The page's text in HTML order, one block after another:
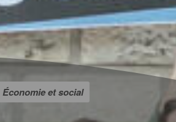
Économie et social